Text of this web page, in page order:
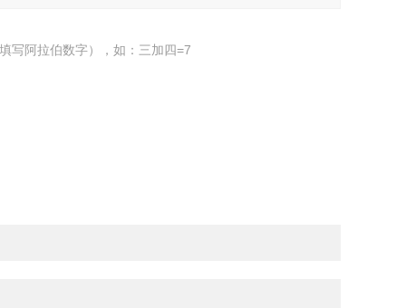
写阿拉伯数字），如：三加四=7